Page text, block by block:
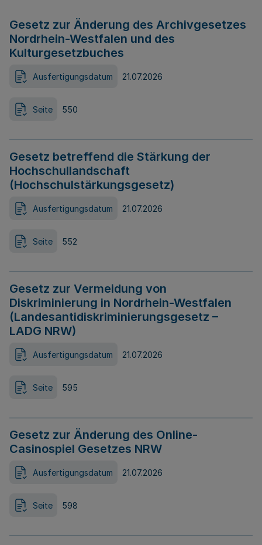
Gesetz zur Änderung des Archivgesetzes
Nordrhein-Westfalen und des
Kulturgesetzbuches
Ausfertigungsdatum 21.07.2026
Seite 550
Gesetz betreffend die Stärkung der
Hochschullandschaft
(Hochschulstärkungsgesetz)
Ausfertigungsdatum 21.07.2026
Seite 552
Gesetz zur Vermeidung von
Diskriminierung in Nordrhein-Westfalen
(Landesantidiskriminierungsgesetz –
LADG NRW)
Ausfertigungsdatum 21.07.2026
Seite 595
Gesetz zur Änderung des Online-
Casinospiel Gesetzes NRW
Ausfertigungsdatum 21.07.2026
Seite 598